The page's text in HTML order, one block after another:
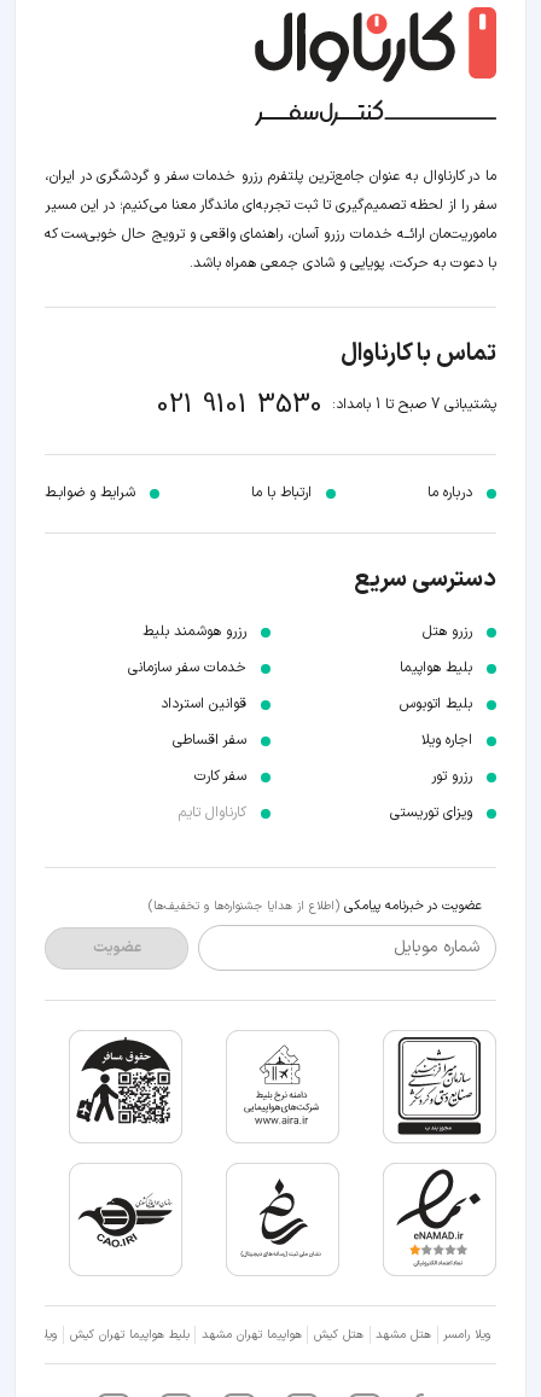
ما در کارناوال به عنوان جامع‌ترین پلتفرم رزرو خدمات سفر و گردشگری در ایران،
سفر را از لحظه‌ تصمیم‌گیری تا ثبت تجربه‌ای ماندگار معنا می‌کنیم؛ در این مسیر‍
ماموریت‌مان اراﺋــﻪ خدمات رزرو آسان، راهنمای واقعی و ترویج حال خوبی‌ست که
با دعوت به حرکت، پویایی و شادی جمعی همراه باشد.
تماس با کارناوال
پشتیبانی 7 صبح تا 1 بامداد: 021 9101 3530
درباره ما ارتباط با ما شرایط و ضوابـط
دسترسی سریع
رزرو هتل
بلیط هواپیما
بلیط اتوبوس
اجاره ویلا
رزرو تور
ویزای توریستی
رزرو هوشمند بلیط
خدمات سفر سازمانی
قوانین استرداد
سفر اقساطی
سفر کارت
کارناوال تایم
عضویت در خبرنامه پیامکی (اطلاع از هدایا جشنواره‌ها و تخفیف‌ها)
شماره موبایل عضویت
ویلا رامسر هتل مشهد هتل کیش هواپیما تهران مشهد بلیط هواپیما تهران کیش ویلا شمال